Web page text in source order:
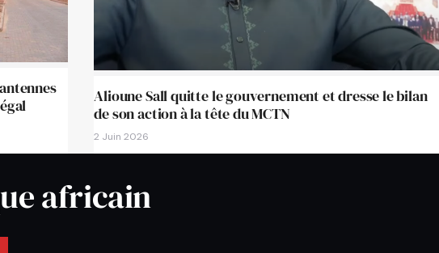
Alioune Sall quitte le gouvernement et dresse le bilan
de son action à la tête du MCTN
2 Juin 2026
africain